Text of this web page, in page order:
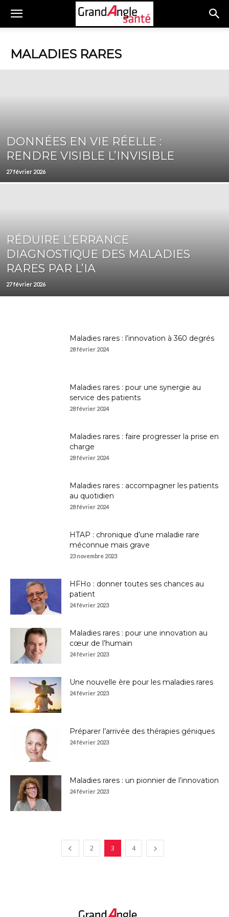
MALADIES RARES
DONNÉES EN VIE RÉELLE :
RENDRE VISIBLE L’INVISIBLE
27 février 2026
RÉDUIRE L’ERRANCE
DIAGNOSTIQUE DES MALADIES
RARES PAR L’IA
27 février 2026
Maladies rares : l’innovation à 360 degrés
28 février 2024
Maladies rares : pour une synergie au
service des patients
28 février 2024
Maladies rares : faire progresser la prise en
charge
28 février 2024
Maladies rares : accompagner les patients
au quotidien
28 février 2024
HTAP : chronique d’une maladie rare
méconnue mais grave
23 novembre 2023
HFHo : donner toutes ses chances au
patient
24 février 2023
Maladies rares : pour une innovation au
cœur de l’humain
24 février 2023
Une nouvelle ère pour les maladies rares
24 février 2023
Préparer l’arrivée des thérapies géniques
24 février 2023
Maladies rares : un pionnier de l’innovation
24 février 2023
2 3 4